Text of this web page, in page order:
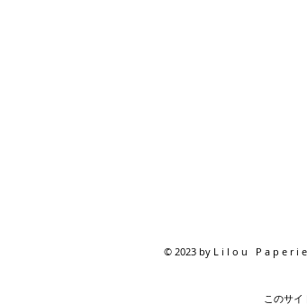
© 2023 by L i l o u P a p e r i
このサイ